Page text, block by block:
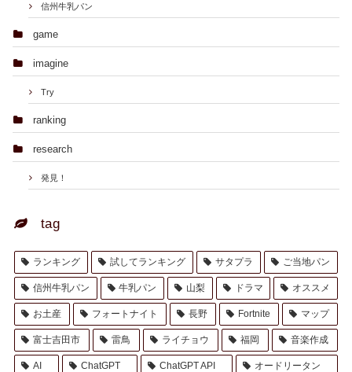
信州牛乳パン
game
imagine
Try
ranking
research
発見！
tag
ランキング 試してランキング サタプラ ご当地パン
信州牛乳パン 牛乳パン 山梨 ドラマ オススメ
お土産 フォートナイト 長野 Fortnite マップ
富士吉田市 雷鳥 ライチョウ 福岡 音楽作成
AI ChatGPT ChatGPT API オードリータン